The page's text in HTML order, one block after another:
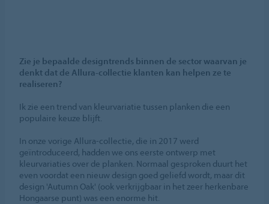
Zie je bepaalde designtrends binnen de sector waarvan je
denkt dat de Allura-collectie klanten kan helpen ze te
realiseren?
Ik zie een trend van kleurvariatie tussen planken die een
populaire keuze blijft.
In onze vorige Allura-collectie, die in 2017 werd
geïntroduceerd, hadden we ons eerste ontwerp met
kleurvariaties over de planken. Normaal gesproken duurt het
even voordat een nieuw design goed geliefd wordt, maar dit
design 'Autumn Oak' (ook verkrijgbaar in het zeer herkenbare
Hongaarse punt) was een enorme hit.